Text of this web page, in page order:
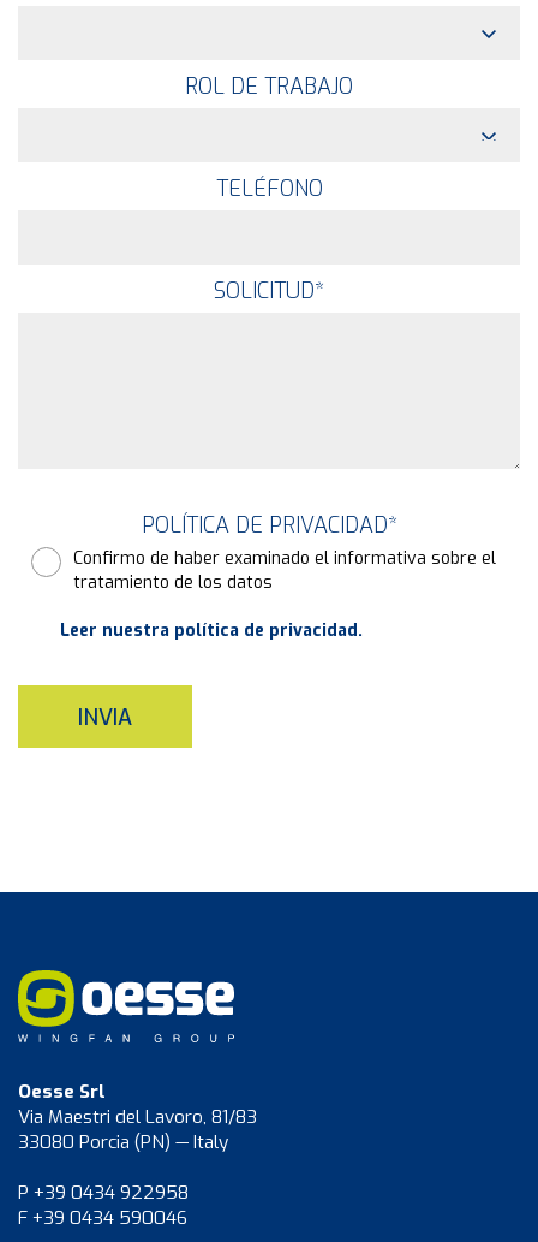
ROL DE TRABAJO
TELÉFONO
SOLICITUD*
POLÍTICA DE PRIVACIDAD*
Confirmo de haber examinado el informativa sobre el
tratamiento de los datos
Leer nuestra política de privacidad.
INVIA
Oesse Srl
Via Maestri del Lavoro, 81/83
33080 Porcia (PN) — Italy
P +39 0434 922958
F +39 0434 590046